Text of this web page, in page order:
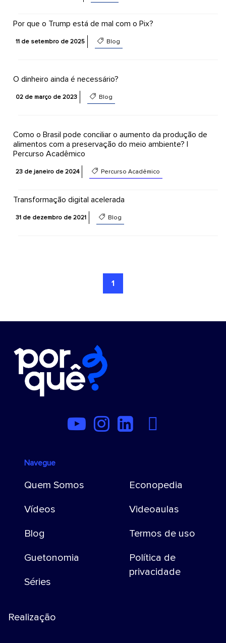
Por que o Trump está de mal com o Pix?
11 de setembro de 2025 Blog
O dinheiro ainda é necessário?
02 de março de 2023 Blog
Como o Brasil pode conciliar o aumento da produção de
alimentos com a preservação do meio ambiente? |
Percurso Acadêmico
23 de janeiro de 2024 Percurso Acadêmico
Transformação digital acelerada
31 de dezembro de 2021 Blog
1
Navegue
Quem Somos
Vídeos
Blog
Guetonomia
Séries
Econopedia
Videoaulas
Termos de uso
Política de
privacidade
Realização